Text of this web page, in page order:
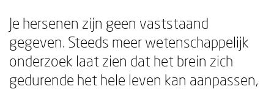
Je hersenen zijn geen vaststaand
gegeven. Steeds meer wetenschappelijk
onderzoek laat zien dat het brein zich
gedurende het hele leven kan aanpassen,